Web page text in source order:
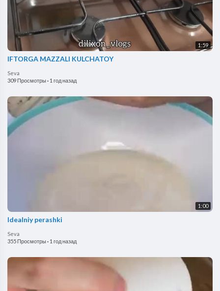
1:59
IFTORGA MAZZALI KULCHATOY
Seva
309 Просмотры· 1 год назад
1:00
Idealniy perashki
Seva
355 Просмотры· 1 год назад